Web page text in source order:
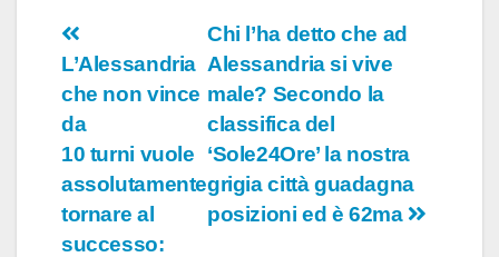
Navigazione
articoli
Chi l’ha detto che ad
Alessandria si vive
male? Secondo la
classifica del
‘Sole24Ore’ la nostra
grigia città guadagna
posizioni ed è 62ma
L’Alessandria
che non vince
da
10 turni vuole
assolutamente
tornare al
successo: